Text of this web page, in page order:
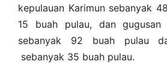
kepulauan Karimun sebanyak
15 buah pulau, dan gugusan
sebanyak 92 buah pulau
sebanyak 35 buah pulau.